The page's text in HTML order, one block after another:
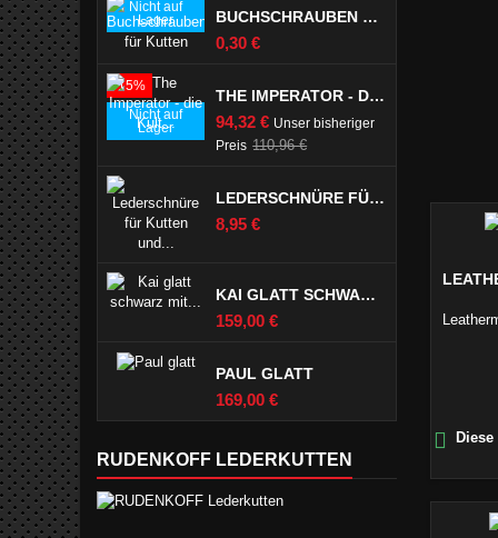
Nicht auf
Lager
BUCHSCHRAUBEN FÜR KUTTEN
Preis
0,30 €
-15%
Nicht auf
Lager
THE IMPERATOR - DIE KULT LEDERKUTTE
Preis
94,32 € Unser bisheriger
Preis Verkaufspreis
110,96 €
LEDERSCHNÜRE FÜR KUTTEN UND LEDERJEANS SCHWARZ
Preis
8,95 €
KAI GLATT SCHWARZ MIT PASPELTSCHEN
Preis
159,00 €
PAUL GLATT
Preis
169,00 €
RUDENKOFF LEDERKUTTEN
